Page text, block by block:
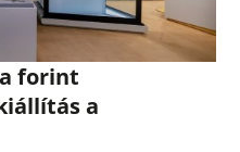
forint
a